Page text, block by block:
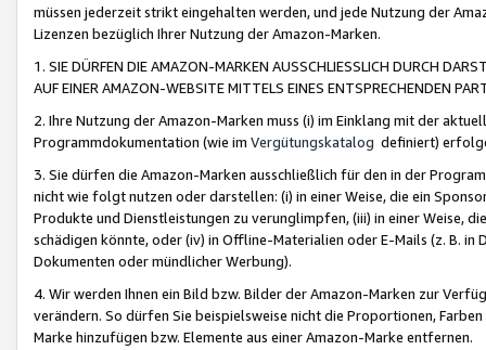
müssen jederzeit strikt eingehalten werden, und jede Nutzung der
Lizenzen bezüglich Ihrer Nutzung der Amazon-Marken.
1. SIE DÜRFEN DIE AMAZON-MARKEN AUSSCHLIESSLICH DURCH
AUF EINER AMAZON-WEBSITE MITTELS EINES ENTSPRECHENDEN
2. Ihre Nutzung der Amazon-Marken muss (i) im Einklang mit der
Programmdokumentation (wie im Vergütungskatalog definiert)
3. Sie dürfen die Amazon-Marken ausschließlich für den in der
nicht wie folgt nutzen oder darstellen: (i) in einer Weise, die ein
Produkte und Dienstleistungen zu verunglimpfen, (iii) in einer Weise,
schädigen könnte, oder (iv) in Offline-Materialien oder E-Mails (z. B. in
Dokumenten oder mündlicher Werbung).
4. Wir werden Ihnen ein Bild bzw. Bilder der Amazon-Marken zur
verändern. So dürfen Sie beispielsweise nicht die Proportionen,
Marke hinzufügen bzw. Elemente aus einer Amazon-Marke entfernen.